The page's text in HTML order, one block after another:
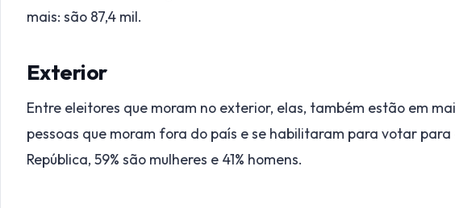
mais: são 87,4 mil.
Exterior
Entre eleitores que moram no exterior, elas, também estão em
pessoas que moram fora do país e se habilitaram para votar
República, 59% são mulheres e 41% homens.